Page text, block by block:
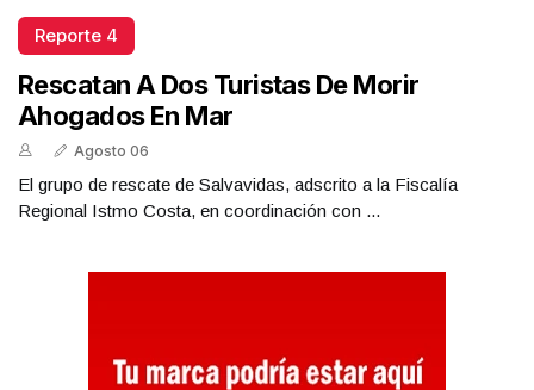
Reporte 4
Rescatan A Dos Turistas De Morir
Ahogados En Mar
Agosto 06
El grupo de rescate de Salvavidas, adscrito a la Fiscalía
Regional Istmo Costa, en coordinación con ...